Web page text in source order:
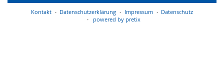
Kontakt Datenschutzerklärung Impressum
Datenschutz
powered by pretix